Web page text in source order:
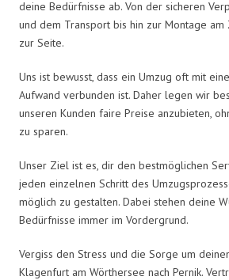
deine Bedürfnisse ab. Von der sicheren
und dem Transport bis hin zur Montage
zur Seite.
Uns ist bewusst, dass ein Umzug oft mit
Aufwand verbunden ist. Daher legen wir
unseren Kunden faire Preise anzubieten,
zu sparen.
Unser Ziel ist es, dir den bestmöglichen
jeden einzelnen Schritt des
möglich zu gestalten. Dabei stehen deine
Bedürfnisse immer im Vordergrund.
Vergiss den Stress und die Sorge um
Klagenfurt am Wörthersee nach Pernik.